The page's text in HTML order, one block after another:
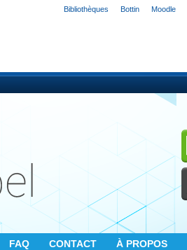
Bibliothèques Bottin Moodle
FAQ CONTACT À PROPOS